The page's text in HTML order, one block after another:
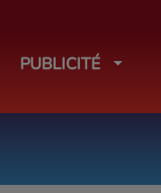
PUBLICITÉ